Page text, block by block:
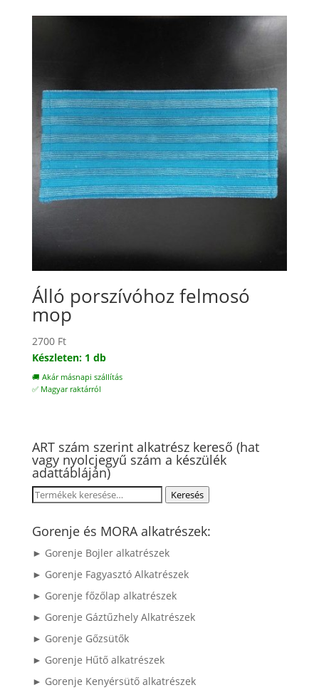
Álló porszívóhoz felmosó
mop
2700 Ft
Készleten: 1 db
🚚 Akár másnapi szállítás
✅ Magyar raktárról
ART szám szerint alkatrész kereső (hat
vagy nyolcjegyű szám a készülék
adattábláján)
Keresés
következőre:
Keresés
Gorenje és MORA alkatrészek:
► Gorenje Bojler alkatrészek
► Gorenje Fagyasztó Alkatrészek
► Gorenje főzőlap alkatrészek
► Gorenje Gáztűzhely Alkatrészek
► Gorenje Gőzsütők
► Gorenje Hűtő alkatrészek
► Gorenje Kenyérsütő alkatrészek